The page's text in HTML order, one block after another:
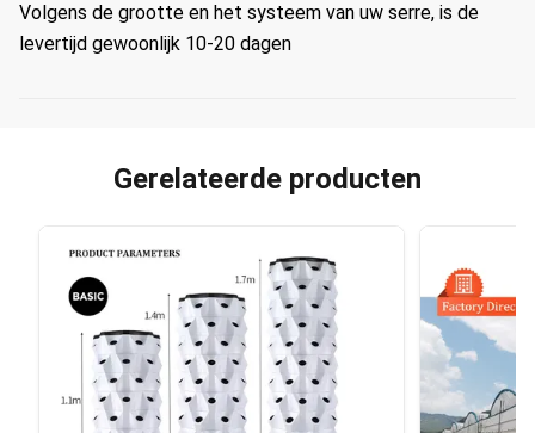
Volgens de grootte en het systeem van uw serre, is de
levertijd gewoonlijk 10-20 dagen
Gerelateerde producten